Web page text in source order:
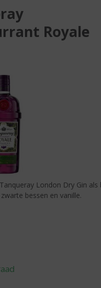
Royale
London Dry Gin als
bessen en vanille.